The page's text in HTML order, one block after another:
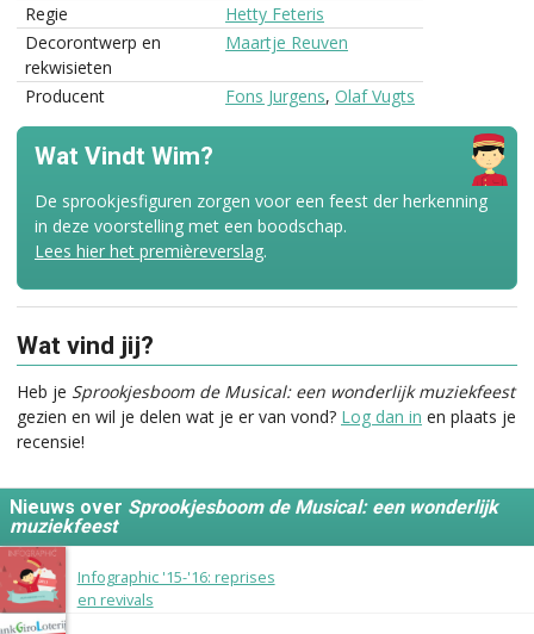
Regie
Hetty Feteris
Decorontwerp en
rekwisieten
Maartje Reuven
Producent Fons Jurgens, Olaf Vugts
Wat Vindt Wim?
De sprookjesfiguren zorgen voor een feest der herkenning
in deze voorstelling met een boodschap.
Lees hier het premièreverslag.
Wat vind jij?
Heb je Sprookjesboom de Musical: een wonderlijk muziekfeest
gezien en wil je delen wat je er van vond? Log dan in en plaats je
recensie!
Nieuws over Sprookjesboom de Musical: een wonderlijk
muziekfeest
Infographic '15-'16: reprises
en revivals